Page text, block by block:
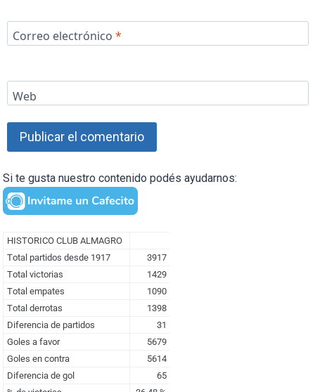
Correo electrónico *
Web
Si te gusta nuestro contenido podés ayudarnos: